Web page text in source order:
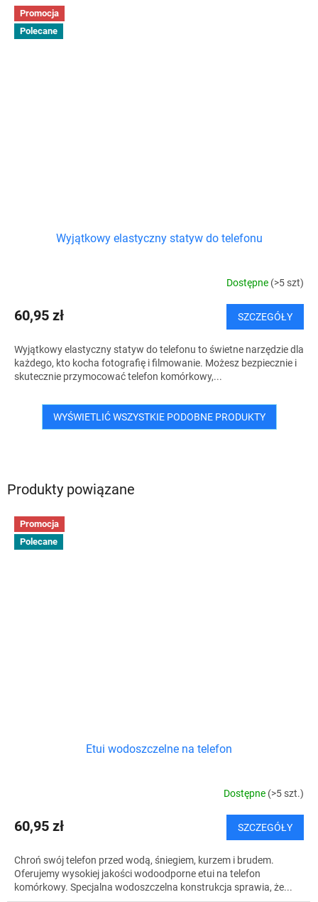
Produkty powiązane
Promocja
Polecane
Etui wodoszczelne na telefon
Dostępne (>5 szt.)
60,95 zł SZCZEGÓŁY
Chroń swój telefon przed wodą, śniegiem, kurzem i brudem.
Oferujemy wysokiej jakości wodoodporne etui na telefon
komórkowy. Specjalna wodoszczelna konstrukcja sprawia, że...
Promocja
Polecane
Wyjątkowy elastyczny statyw do telefonu
Dostępne (>5 szt)
60,95 zł SZCZEGÓŁY
Wyjątkowy elastyczny statyw do telefonu to świetne narzędzie dla
każdego, kto kocha fotografię i filmowanie. Możesz bezpiecznie i
skutecznie przymocować telefon komórkowy,...
WYŚWIETLIĆ WSZYSTKIE PODOBNE PRODUKTY